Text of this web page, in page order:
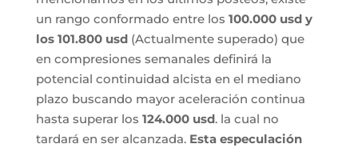
un rango conformado entre los 100.000 usd y
los 101.800 usd(Actualmente superado) que
en compresiones semanales definirá la
potencial continuidad alcista en el mediano
plazo buscando mayor aceleración continua
hasta superar los 124.000 usd. la cual no
tardará en ser alcanzada. Esta especulación